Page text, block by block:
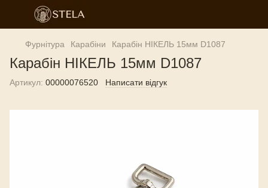
Фурнітура Карабіни Карабін НІКЕЛЬ 15мм D1087
Карабін НІКЕЛЬ 15мм D1087
Артикул: 00000076520 Написати відгук